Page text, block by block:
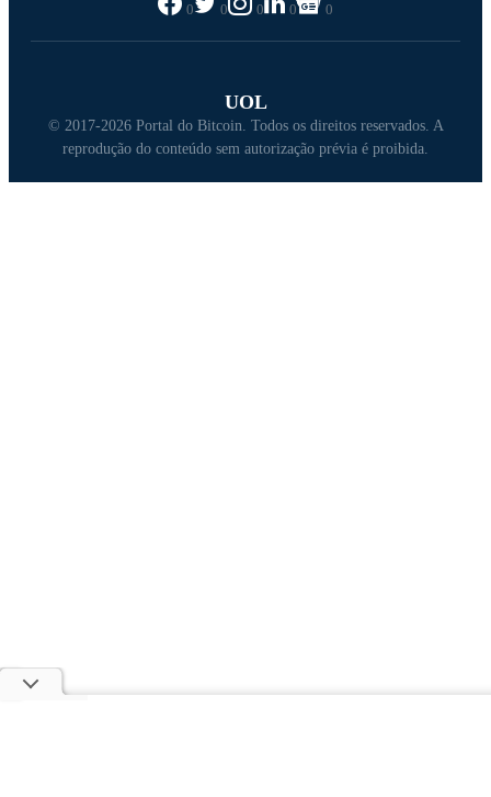
0 0 0 0 0
UOL
© 2017-2026 Portal do Bitcoin. Todos os direitos reservados. A
reprodução do conteúdo sem autorização prévia é proibida.